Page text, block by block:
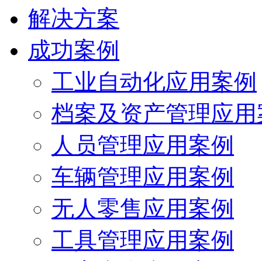
解决方案
成功案例
工业自动化应用案例
档案及资产管理应
人员管理应用案例
车辆管理应用案例
无人零售应用案例
工具管理应用案例